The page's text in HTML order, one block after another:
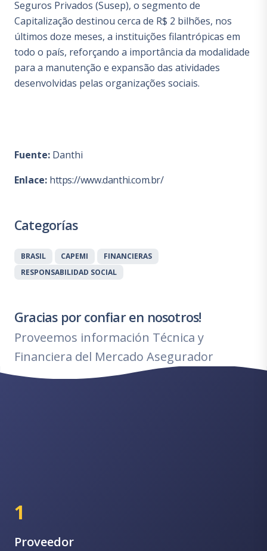
Seguros Privados (Susep), o segmento de
Capitalização destinou cerca de R$ 2 bilhões, nos
últimos doze meses, a instituições filantrópicas em
todo o país, reforçando a importância da modalidade
para a manutenção e expansão das atividades
desenvolvidas pelas organizações sociais.
Fuente: Danthi
Enlace: https://www.danthi.com.br/
Categorías
BRASIL CAPEMI
FINANCIERAS
RESPONSABILIDAD SOCIAL
Gracias por confiar en nosotros!
Proveemos información Técnica y
Financiera del Mercado Asegurador
1
Proveedor